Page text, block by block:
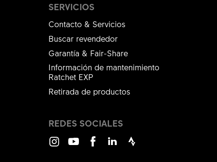
SERVICIOS
Contacto & Servicios
Buscar revendedor
Garantía & Fair-Share
Información de mantenimiento
Ratchet EXP
Retirada de productos
REDES SOCIALES